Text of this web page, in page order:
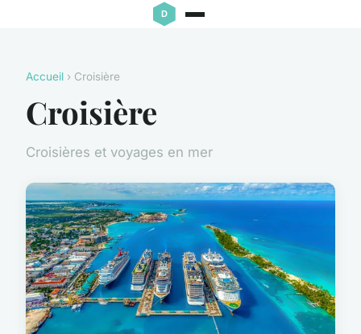
Accueil › Croisière
Croisière
Croisières et voyages en mer